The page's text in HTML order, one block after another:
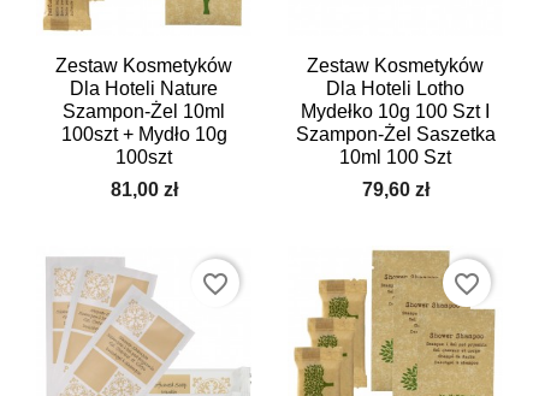
Zestaw Kosmetyków
Dla Hoteli Nature
Szampon-Żel 10ml
100szt + Mydło 10g
100szt
81,00 zł
Zestaw Kosmetyków
Dla Hoteli Lotho
Mydełko 10g 100 Szt I
Szampon-Żel Saszetka
10ml 100 Szt
79,60 zł
favorite_border favorite_border